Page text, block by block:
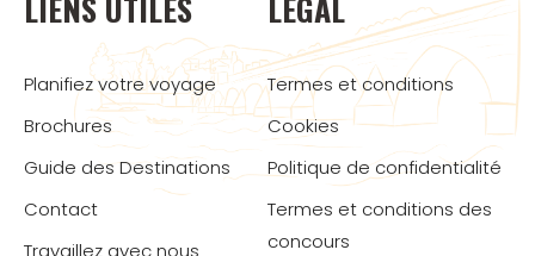
Planifiez votre voyage
Brochures
Guide des Destinations
Contact
Travaillez avec nous
Termes et conditions
Cookies
Politique de confidentialité
Termes et conditions des
concours